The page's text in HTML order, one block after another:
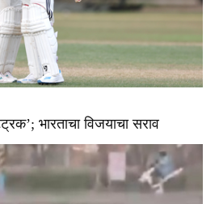
भारताचा विजयाचा सराव